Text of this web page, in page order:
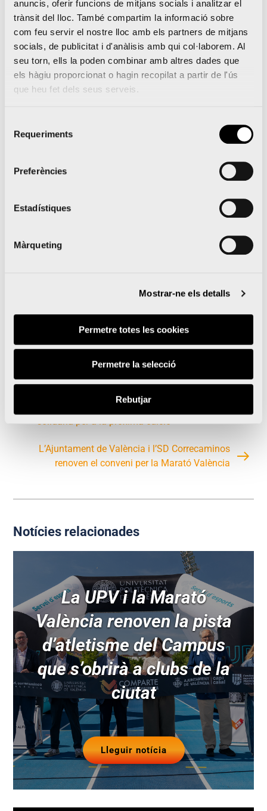
anuncis, oferir funcions de mitjans socials i analitzar el
trànsit del lloc. També compartim la informació sobre
com feu servir el nostre lloc amb els partners de mitjans
socials, de publicitat i d'anàlisis amb qui col·laborem. Al
seu torn, ells la poden combinar amb altres dades que
els hàgiu proporcionat o hagin recopilat a partir de l'ús
que heu fet dels seus serveis.
Requeriments
Preferències
Estadístiques
Màrqueting
Mostrar-ne els detalls
Permetre totes les cookies
Permetre la selecció
Rebutjar
nostres companyies estan perfectament alineats
i les dos treballem per a retornar a les nostres
comunitats tot el que puguem”.
Sobre New Balance
Boston, Massachusetts, té la missió següent:
marques globals que els atletes estan
orgullosos de crear i les comunitats orgulloses
Anglaterra, Estats Units, i una a Flimby, Gran
Marató València tria Metges del Món com l’entitat
solidària per a la pròxima edició
L’Ajuntament de València i l’SD Correcaminos
renoven el conveni per la Marató València
Notícies relacionades
La UPV i la Marató
València renoven la pista
d’atletisme del Campus
que s’obrirà a clubs de la
ciutat
Lleguir notícia